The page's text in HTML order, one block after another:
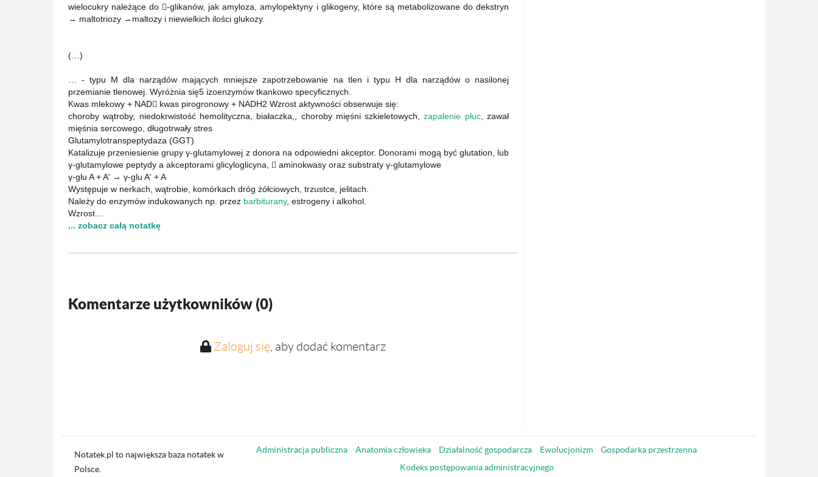
wielocukry należące do -glikanów, jak amyloza, amylopektyny i glikogeny, które są metabolizowane do dekstryn
→ maltotriozy →maltozy i niewielkich ilości glukozy.
(…)
… - typu M dla narządów mających mniejsze zapotrzebowanie na tlen i typu H dla narządów o nasilonej
przemianie tlenowej. Wyróżnia się5 izoenzymów tkankowo specyficznych.
Kwas mlekowy + NAD kwas pirogronowy + NADH2 Wzrost aktywności obserwuje się:
choroby wątroby, niedokrwistość hemolityczna, białaczka,, choroby mięśni szkieletowych,zapalenie płuc, zawał
mięśnia sercowego, długotrwały stres
Glutamylotranspeptydaza (GGT)
Katalizuje przeniesienie grupy γ-glutamylowej z donora na odpowiedni akceptor. Donorami mogą być glutation, lub
γ-glutamylowe peptydy a akceptorami glicyloglicyna,  aminokwasy oraz substraty γ-glutamylowe
γ-glu A + A' → γ-glu A' + A
Występuje w nerkach, wątrobie, komórkach dróg żółciowych, trzustce, jelitach.
Należy do enzymów indukowanych np. przez barbiturany, estrogeny i alkohol.
Wzrost…
... zobacz całą notatkę
Komentarze użytkowników (0)
Zaloguj się, aby dodać komentarz
Notatek.pl to największa baza notatek w
Polsce.
Administracja publiczna Anatomia człowieka Działalność gospodarcza Ewolucjonizm
Gospodarka przestrzenna
Kodeks postępowania administracyjnego